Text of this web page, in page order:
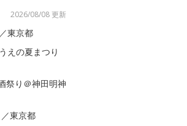
2026/08/08 更新
東京都
えの夏まつり
祭り＠神田明神
東京都